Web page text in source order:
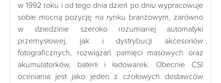
w 1992 roku i od tego dnia dzień po dniu wypracowuje
sobie mocną pozycję na rynku branżowym, zarówno
w dziedzinie szeroko rozumianej automatyki
przemysłowej, jak i dystrybucji akcesoriów
fotograficznych, rozwiązań pamięci masowych oraz
akumulatorków, baterii i ładowarek. Obecnie CSI
oceniania jest jako jeden z czołowych dostawców